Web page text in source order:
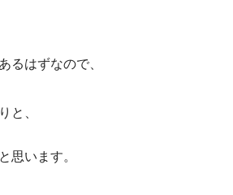
るはずなので、
と、
思います。